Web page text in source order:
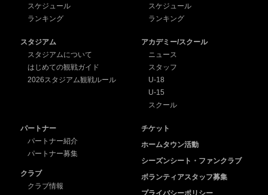
スケジュール
ランキング
スケジュール
ランキング
スタジアム
スタジアムについて
はじめての観戦ガイド
2026スタジアム観戦ルール
アカデミー/スクール
ニュース
スタッフ
U-18
U-15
スクール
パートナー
パートナー紹介
パートナー募集
クラブ
クラブ情報
チケット
ホームタウン活動
シーズンシート・ファンクラブ
ボランティアスタッフ募集
プライバシーポリシー